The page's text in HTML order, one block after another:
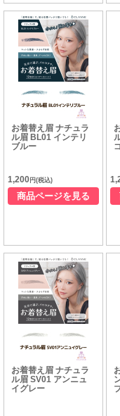
お着替え眉 ナチュラ
ル眉 BL01 インテリ
ブルー
1,200 円(税込)
商品ページを見る
お着替え眉 ナチュラ
ル眉 SV01 アンニュ
イグレー